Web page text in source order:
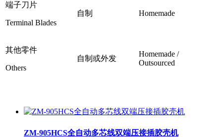
端子刀片
Terminal Blades
自制 Homemade
其他零件
Others
自制或外发
Homemade /
Outsourced
ZM-905HCS全自动多芯线双端压接插胶壳机